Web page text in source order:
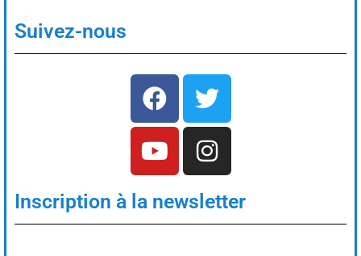
Suivez-nous
Inscription à la newsletter